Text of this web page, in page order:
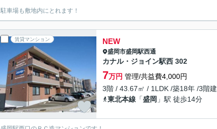
駐車場も敷地内にとれます！
賃貸マンション NEW
盛岡市盛岡駅西通
カナル・ジョイン駅西 302
7万円 管理/共益費4,000円
3階 / 43.67㎡ / 1LDK /築18年 /3階建
東北本線 「盛岡 」駅 徒歩14分